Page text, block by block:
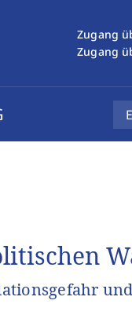
Zugang
Zugang